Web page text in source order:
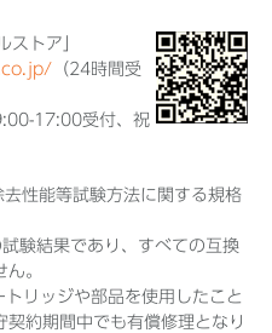
ストア」
（24時間受
17:00受付、祝
性能等試験方法に関する規格
験結果であり、すべての互換
。
リッジや部品を使用したこと
約期間中でも有償修理となり